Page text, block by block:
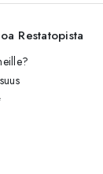
Restatopista